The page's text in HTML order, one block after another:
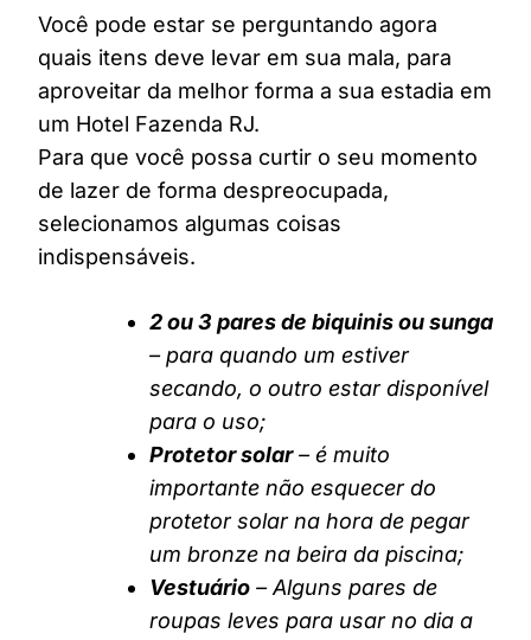
Você pode estar se perguntando agora
quais itens deve levar em sua mala, para
aproveitar da melhor forma a sua estadia em
um Hotel Fazenda RJ.
Para que você possa curtir o seu momento
de lazer de forma despreocupada,
selecionamos algumas coisas
indispensáveis.
2 ou 3 pares de biquinis ou sunga
– para quando um estiver
secando, o outro estar disponível
para o uso;
Protetor solar– é muito
importante não esquecer do
protetor solar na hora de pegar
um bronze na beira da piscina;
Vestuário – Alguns pares de
roupas leves para usar no dia a